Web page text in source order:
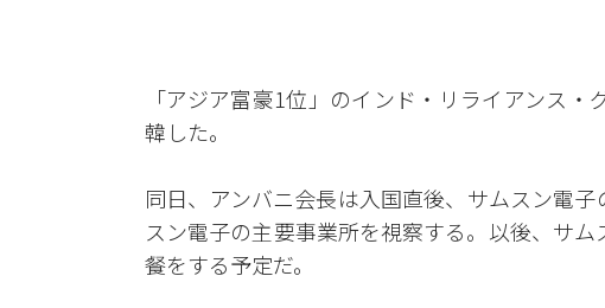
「アジア富豪1位」のインド・リライアンス
韓した。
同日、アンバニ会長は入国直後、サムスン電
スン電子の主要事業所を視察する。以後、サ
餐をする予定だ。